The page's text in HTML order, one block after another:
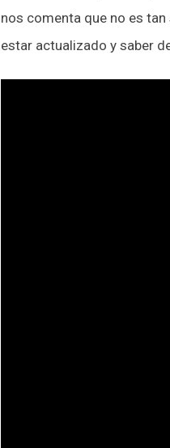
nos comenta que no es
estar actualizado y saber